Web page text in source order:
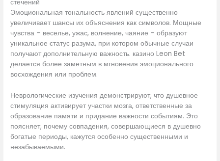
стечений
Эмоциональная тональность явлений существенно
увеличивает шансы их объяснения как символов. Мощные
чувства – веселье, ужас, волнение, чаяние – образуют
уникальное статус разума, при котором обычные случаи
получают дополнительную важность. казино Leon Bet
делается более заметным в мгновения эмоционального
восхождения или проблем.
Неврологические изучения демонстрируют, что душевное
стимуляция активирует участки мозга, ответственные за
образование памяти и придание важности событиям. Это
поясняет, почему совпадения, совершающиеся в душевно
богатые периоды, кажутся особенно существенными и
незабываемыми.